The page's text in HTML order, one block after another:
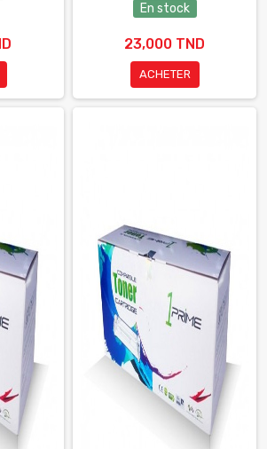
En stock
23,000 TND
ACHETER